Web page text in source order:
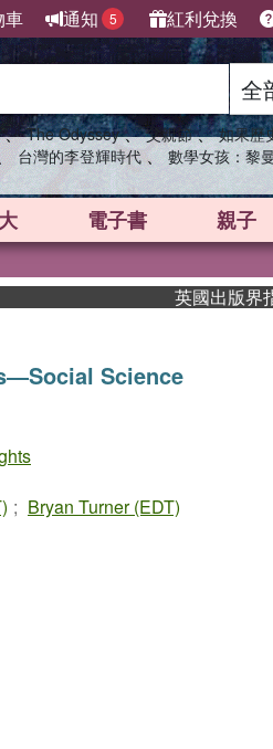
車 通知 5 紅利兌換
、 The Odyssey 、 父親節 、 如果歷
台灣的李登輝時代 、 數學女孩：黎
電子書 親子
英國出版界指標
Science
; Bryan Turner (EDT)